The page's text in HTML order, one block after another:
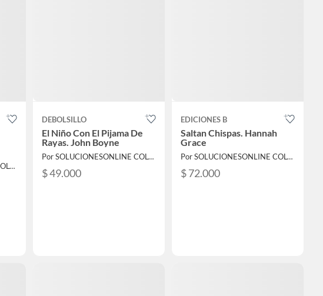
Por SOLUCIONESONLINE COLOMBIA SAS
DEBOLSILLO
El Niño Con El Pijama De
Rayas. John Boyne
Por SOLUCIONESONLINE COLOMBIA SAS
$ 49.000
EDICIONES B
Saltan Chispas. Hannah
Grace
Por SOLUCIONESONLINE COLOMBIA SAS
$ 72.000